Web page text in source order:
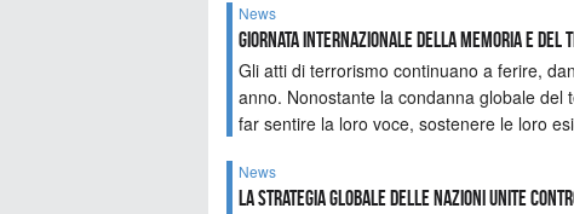
News
Giornata internazionale della memoria e
Gli atti di terrorismo continuano a ferire,
anno. Nonostante la condanna globale
far sentire la loro voce, sostenere le loro
News
La Strategia Globale delle Nazioni Unite